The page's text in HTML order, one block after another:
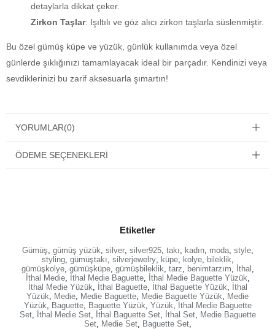
detaylarla dikkat çeker.
Zirkon Taşlar: Işıltılı ve göz alıcı zirkon taşlarla süslenmiştir.
Bu özel gümüş küpe ve yüzük, günlük kullanımda veya özel
günlerde şıklığınızı tamamlayacak ideal bir parçadır. Kendinizi veya
sevdiklerinizi bu zarif aksesuarla şımartın!
YORUMLAR(0)
ÖDEME SEÇENEKLERI
Etiketler
Gümüş gümüş yüzük silver, silver925, takı kadın, moda, style,
styling, gümüştakı silverjewelry, küpe, kolye, bileklik
gümüşkolye, gümüşküpe, gümüşbileklik tarz benimtarzım İthal
İthal Medie, İthal Medie Baguette, İthal Medie Baguette Yüzük
İthal Medie Yüzük
İthal Baguette, İthal Baguette Yüzük
İthal
Yüzük
Medie Medie Baguette Medie Baguette Yüzük
Medie
Yüzük
Baguette, Baguette Yüzük Yüzük
İthal Medie Baguette
Set, İthal Medie Set, İthal Baguette Set, İthal Set,
Medie Baguette
Set, Medie Set, Baguette Set,